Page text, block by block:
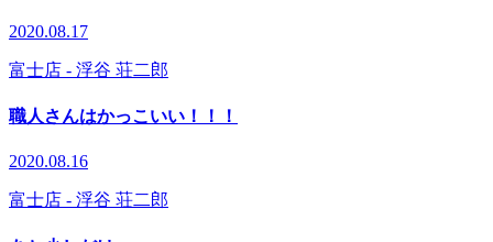
2020.08.17
富士店 - 浮谷 荘二郎
職人さんはかっこいい！！！
2020.08.16
富士店 - 浮谷 荘二郎